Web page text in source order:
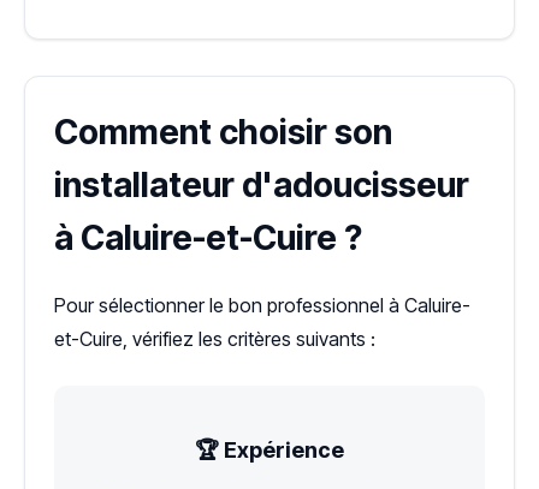
Comment choisir son
installateur d'adoucisseur
à Caluire-et-Cuire ?
Pour sélectionner le bon professionnel à Caluire-
et-Cuire, vérifiez les critères suivants :
🏆 Expérience